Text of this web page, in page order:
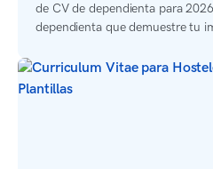
de CV de dependienta para
dependienta que demuestre tu